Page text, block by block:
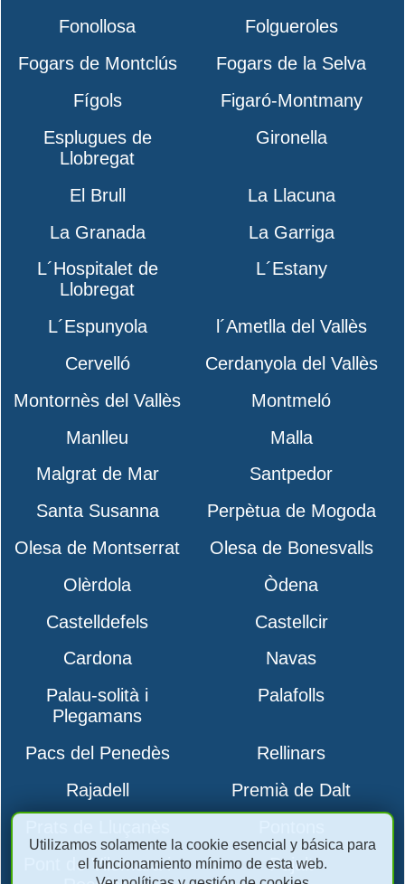
Fonollosa
Folgueroles
Fogars de Montclús
Fogars de la Selva
Fígols
Figaró-Montmany
Esplugues de
Llobregat
Gironella
El Brull
La Llacuna
La Granada
La Garriga
L´Hospitalet de
Llobregat
L´Estany
L´Espunyola
l´Ametlla del Vallès
Cervelló
Cerdanyola del Vallès
Montornès del Vallès
Montmeló
Manlleu
Malla
Malgrat de Mar
Santpedor
Santa Susanna
Perpètua de Mogoda
Olesa de Montserrat
Olesa de Bonesvalls
Olèrdola
Òdena
Castelldefels
Castellcir
Cardona
Navas
Palau-solità i
Plegamans
Palafolls
Pacs del Penedès
Rellinars
Rajadell
Premià de Dalt
Pont de Vilomara i
Pujalt
Utilizamos solamente la cookie esencial y básica para
el funcionamiento mínimo de esta web.